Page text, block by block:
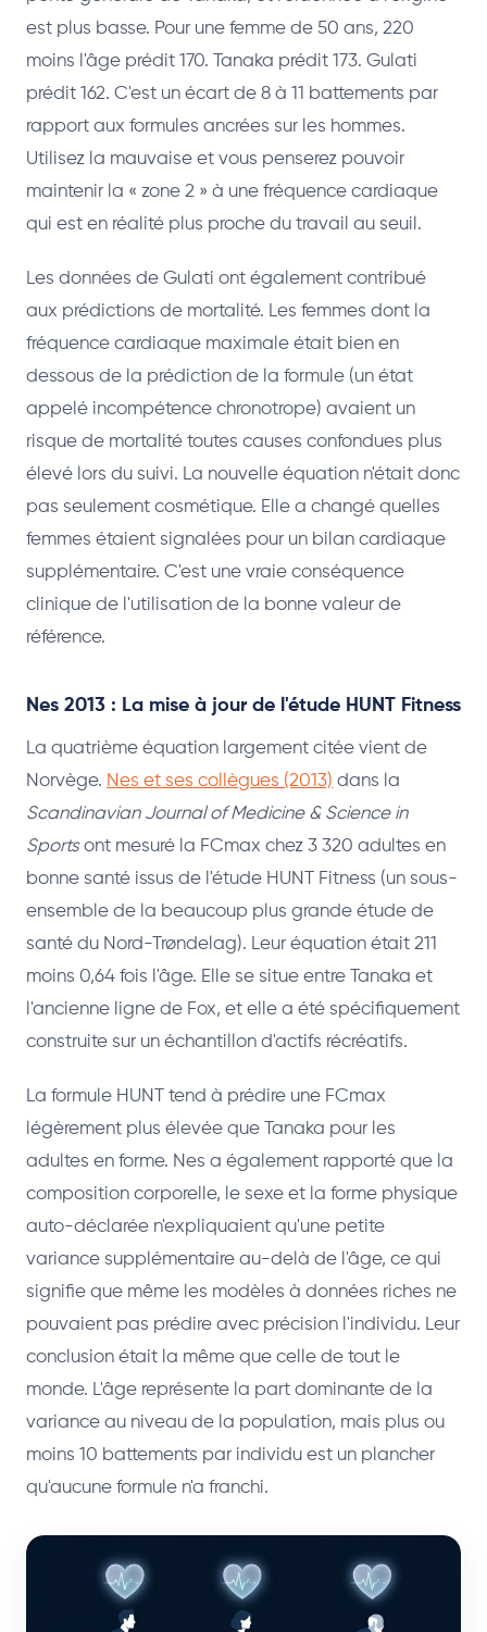
est plus basse. Pour une femme de 50 ans, 220
moins l'âge prédit 170. Tanaka prédit 173. Gulati
prédit 162. C'est un écart de 8 à 11 battements par
rapport aux formules ancrées sur les hommes.
Utilisez la mauvaise et vous penserez pouvoir
maintenir la « zone 2 » à une fréquence cardiaque
qui est en réalité plus proche du travail au seuil.
Les données de Gulati ont également contribué
aux prédictions de mortalité. Les femmes dont la
fréquence cardiaque maximale était bien en
dessous de la prédiction de la formule (un état
appelé incompétence chronotrope) avaient un
risque de mortalité toutes causes confondues plus
élevé lors du suivi. La nouvelle équation n'était donc
pas seulement cosmétique. Elle a changé quelles
femmes étaient signalées pour un bilan cardiaque
supplémentaire. C'est une vraie conséquence
clinique de l'utilisation de la bonne valeur de
référence.
Nes 2013 : La mise à jour de l'étude HUNT Fitness
La quatrième équation largement citée vient de
Norvège. Nes et ses collègues (2013) dans la
Scandinavian Journal of Medicine & Science in
Sportsont mesuré la FCmax chez 3 320 adultes en
bonne santé issus de l'étude HUNT Fitness (un sous-
ensemble de la beaucoup plus grande étude de
santé du Nord-Trøndelag). Leur équation était 211
moins 0,64 fois l'âge. Elle se situe entre Tanaka et
l'ancienne ligne de Fox, et elle a été spécifiquement
construite sur un échantillon d'actifs récréatifs.
La formule HUNT tend à prédire une FCmax
légèrement plus élevée que Tanaka pour les
adultes en forme. Nes a également rapporté que la
composition corporelle, le sexe et la forme physique
auto-déclarée n'expliquaient qu'une petite
variance supplémentaire au-delà de l'âge, ce qui
signifie que même les modèles à données riches ne
pouvaient pas prédire avec précision l'individu. Leur
conclusion était la même que celle de tout le
monde. L'âge représente la part dominante de la
variance au niveau de la population, mais plus ou
moins 10 battements par individu est un plancher
qu'aucune formule n'a franchi.